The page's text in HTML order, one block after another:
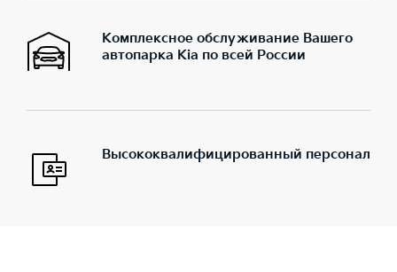
Комплексное обслуживание Вашего
автопарка Kia по всей России
Высококвалифицированный персонал